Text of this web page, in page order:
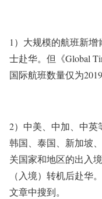
1）大规模的航班新
士赴华。但《Global
国际航班数量仅为
2）中美、中加、中英
韩国、泰国、新加坡
关国家和地区的出入
（入境）转机后赴华
文章中搜到。